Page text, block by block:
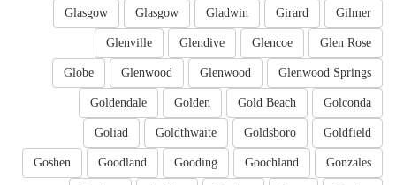
Gilmer
Girard
Gladwin
Glasgow
Glasgow
Glen Rose
Glencoe
Glendive
Glenville
Glenwood Springs
Glenwood
Glenwood
Globe
Golconda
Gold Beach
Golden
Goldendale
Goldfield
Goldsboro
Goldthwaite
Goliad
Gonzales
Goochland
Gooding
Goodland
Goshen